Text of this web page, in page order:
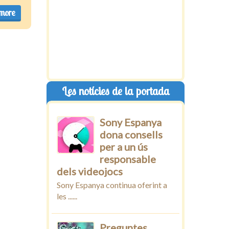
Les notícies de la portada
Sony Espanya
dona consells
per a un ús
responsable
dels videojocs
Sony Espanya continua oferint a
les ......